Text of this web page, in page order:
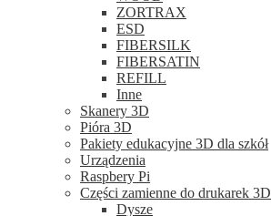
ZORTRAX
ESD
FIBERSILK
FIBERSATIN
REFILL
Inne
Skanery 3D
Pióra 3D
Pakiety edukacyjne 3D dla szkół
Urządzenia
Raspbery Pi
Części zamienne do drukarek 3D
Dysze